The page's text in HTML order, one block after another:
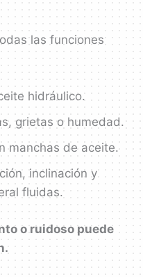
las funciones
hidráulico.
grietas o humedad.
manchas de aceite.
inclinación y
fluidas.
o ruidoso puede